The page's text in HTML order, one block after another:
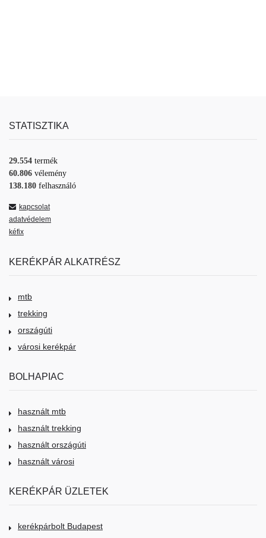
STATISZTIKA
29.554 termék
60.806 vélemény
138.180 felhasználó
kapcsolat
adatvédelem
kéfix
KERÉKPÁR ALKATRÉSZ
mtb
trekking
országúti
városi kerékpár
BOLHAPIAC
használt mtb
használt trekking
használt országúti
használt városi
KERÉKPÁR ÜZLETEK
kerékpárbolt Budapest